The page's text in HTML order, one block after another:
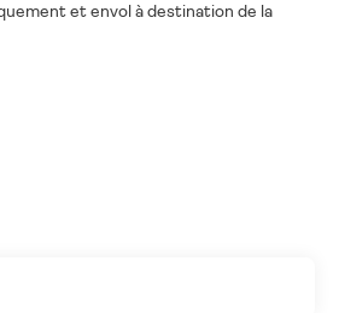
et envol à destination de la